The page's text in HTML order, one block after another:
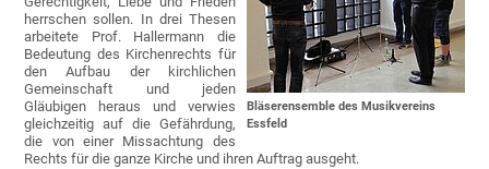
Bläserensemble des Musikvereins
Essfeld
herrschen sollen. In drei Thesen
arbeitete Prof. Hallermann die
Bedeutung des Kirchenrechts für
den Aufbau der kirchlichen
Gemeinschaft und jeden
Gläubigen heraus und verwies
gleichzeitig auf die Gefährdung,
die von einer Missachtung des
Rechts für die ganze Kirche und ihren Auftrag ausgeht.